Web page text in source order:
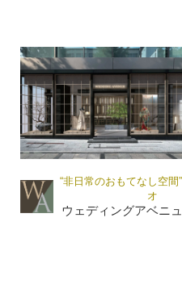
“非日常のおもてなし空間
オ
ウェディングアベニ